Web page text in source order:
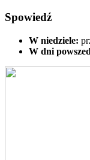
Spowiedź
W niedziele:
W dni